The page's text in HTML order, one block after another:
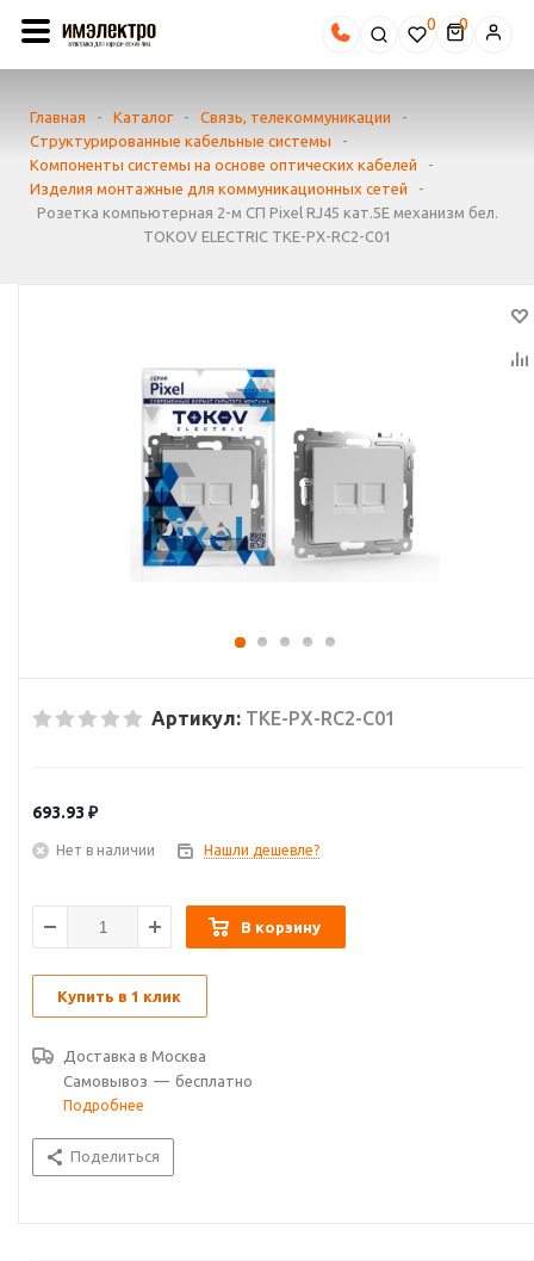
0
Главная - Каталог - Связь, телекоммуникации
-
Структурированные кабельные системы
-
Компоненты системы на основе оптических кабелей
-
Изделия монтажные для коммуникационных сетей
-
Розетка компьютерная 2-м СП Pixel RJ45 кат.5E механизм бел.
TOKOV ELECTRIC TKE-PX-RC2-C01
Артикул: TKE-PX-RC2-C01
693.93 ₽
Нет в наличии Нашли дешевле?
В корзину
Купить в 1 клик
Доставка в Москва
Самовывоз — бесплатно
Подробнее
Поделиться